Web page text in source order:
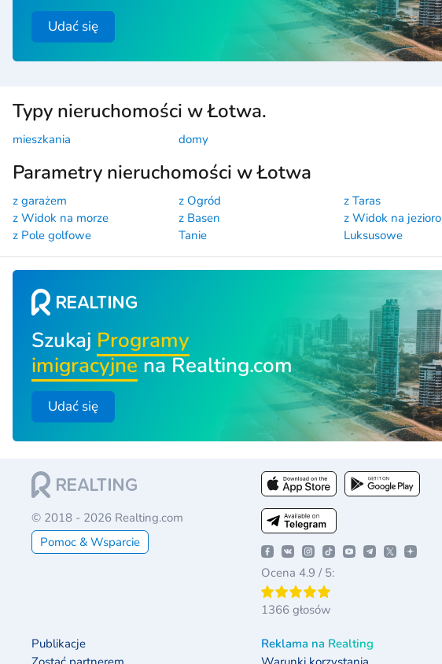
Udać się
Typy nieruchomości w Łotwa.
mieszkania domy
Parametry nieruchomości w Łotwa
z garażem z Ogród
z Taras
z Widok na morze
z Basen
z Widok na jezioro
z Pole golfowe
Tanie Luksusowe
Szukaj Programy
imigracyjnena Realting.com
Udać się
© 2018 - 2026 Realting.com
Pomoc & Wsparcie
Ocena 4.9 / 5:
1366 głosów
Publikacje
Reklama na Realting